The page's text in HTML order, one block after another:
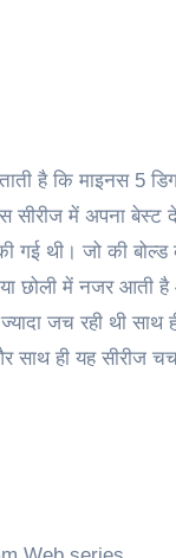
है कि माइनस 5
सीरीज में अपना
गई थी। जो की
छोली में नजर
ज्यादा जच रही थी
साथ ही यह सीरीज